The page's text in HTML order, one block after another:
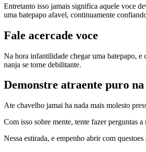
Entretanto isso jamais significa aquele voce
uma batepapo afavel, continuamente
Fale acercade voce
Na hora infantilidade chegar uma batepapo, e
nanja se torne debilitante.
Demonstre atraente puro na
Ate chavelho jamai ha nada mais molesto
Com isso sobre mente, tente fazer perguntas
Nessa estirada, e empenho abrir com